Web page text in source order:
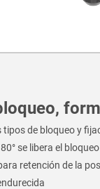
de bloqueo y
se libera el bloqueo
retención de la